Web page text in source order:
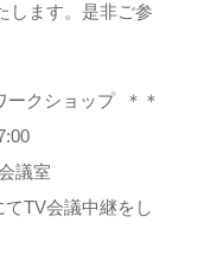
します。是非ご参
ークショップ ＊＊
議室
てTV会議中継をし